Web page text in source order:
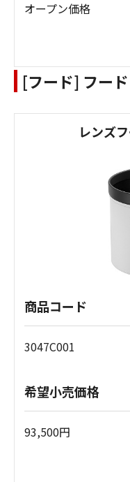
オープン価格
[フード] フード
レンズ
商品コード
3047C001
希望小売価格
93,500円